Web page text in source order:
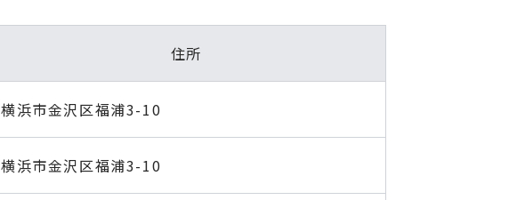
住所
横浜市金沢区福浦3-10
横浜市金沢区福浦3-10